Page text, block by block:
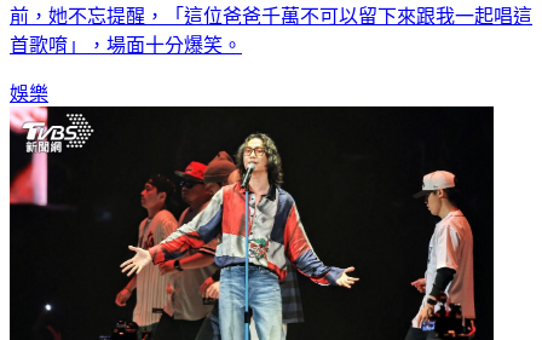
前，她不忘提醒，「這位爸爸千萬不可以留下來跟我一起唱這
首歌唷」，場面十分爆笑。
娛樂